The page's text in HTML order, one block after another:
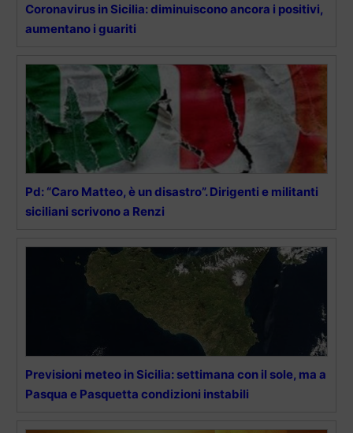
Coronavirus in Sicilia: diminuiscono ancora i positivi,
aumentano i guariti
Pd: “Caro Matteo, è un disastro”. Dirigenti e militanti
siciliani scrivono a Renzi
Previsioni meteo in Sicilia: settimana con il sole, ma a
Pasqua e Pasquetta condizioni instabili